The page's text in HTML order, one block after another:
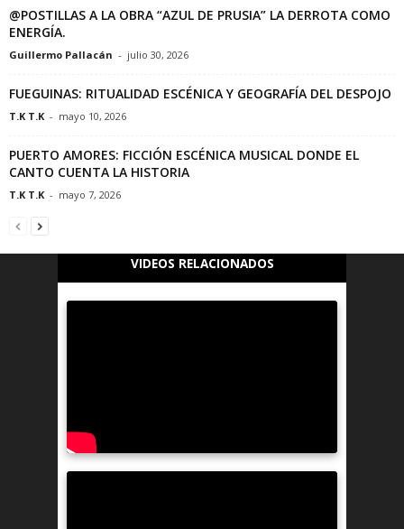
@POSTILLAS A LA OBRA “AZUL DE PRUSIA” LA DERROTA COMO
ENERGÍA.
Guillermo Pallacán - julio 30, 2026
FUEGUINAS: RITUALIDAD ESCÉNICA Y GEOGRAFÍA DEL DESPOJO
T.K T.K - mayo 10, 2026
PUERTO AMORES: FICCIÓN ESCÉNICA MUSICAL DONDE EL
CANTO CUENTA LA HISTORIA
T.K T.K - mayo 7, 2026
VIDEOS RELACIONADOS